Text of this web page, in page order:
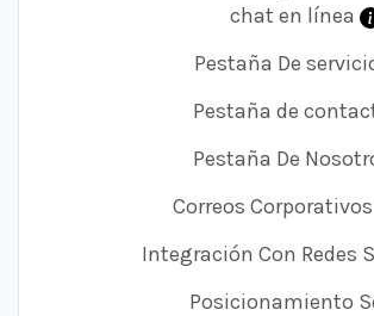
chat en línea
Pestaña De
Pestaña de
Pestaña De
Correos Corporativos
Integración Con Redes
Posicionamiento